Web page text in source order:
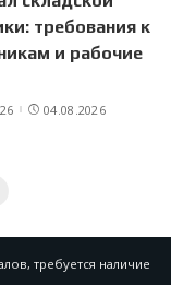
требования к
и рабочие
04.08.2026
требуется наличие